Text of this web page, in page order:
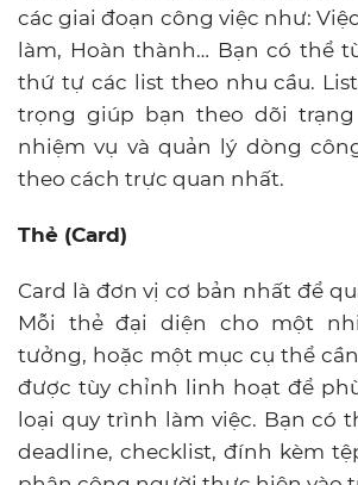
các giai đoạn công việc như:
làm, Hoàn thành… Bạn có thể
thứ tự các list theo nhu cầu.
trọng giúp bạn theo dõi
nhiệm vụ và quản lý dòng
theo cách trực quan nhất.
Thẻ (Card)
Card là đơn vị cơ bản nhất để
Mỗi thẻ đại diện cho một
tưởng, hoặc một mục cụ thể
được tùy chỉnh linh hoạt để
loại quy trình làm việc. Bạn có
deadline, checklist, đính kèm